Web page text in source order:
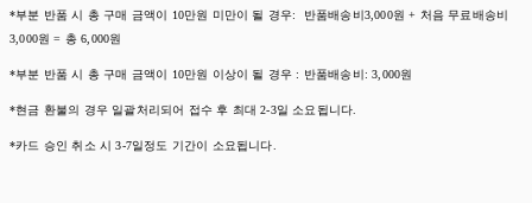
*부분 반품 시 총 구매 금액이 10만원 미만이 될 경우: 반품배송비3,000원 + 처음 무료배송비
3,000원 = 총 6,000원
*부분 반품 시 총 구매 금액이 10만원 이상이 될 경우 : 반품배송비: 3,000원
*현금 환불의 경우 일괄처리되어 접수 후 최대 2-3일 소요됩니다.
*카드 승인 취소 시 3-7일정도 기간이 소요됩니다.